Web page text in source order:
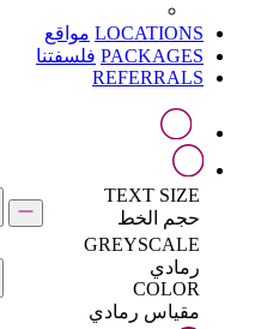
LOCATIONS مواقع
PACKAGES فلسفتنا
REFERRALS
TEXT SIZE
حجم الخط
GREYSCALE
رمادي
COLOR
مقياس رمادي